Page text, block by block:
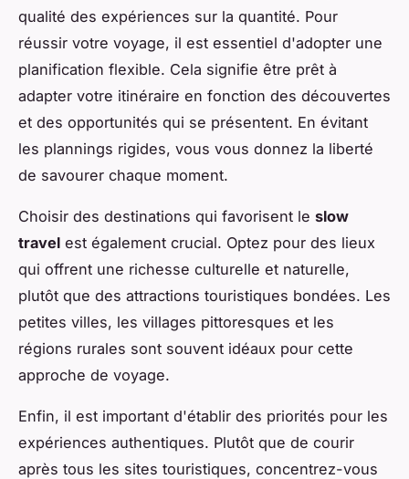
qualité des expériences sur la quantité. Pour
réussir votre voyage, il est essentiel d'adopter une
planification flexible. Cela signifie être prêt à
adapter votre itinéraire en fonction des découvertes
et des opportunités qui se présentent. En évitant
les plannings rigides, vous vous donnez la liberté
de savourer chaque moment.
Choisir des destinations qui favorisent le slow
travel est également crucial. Optez pour des lieux
qui offrent une richesse culturelle et naturelle,
plutôt que des attractions touristiques bondées. Les
petites villes, les villages pittoresques et les
régions rurales sont souvent idéaux pour cette
approche de voyage.
Enfin, il est important d'établir des priorités pour les
expériences authentiques. Plutôt que de courir
après tous les sites touristiques, concentrez-vous